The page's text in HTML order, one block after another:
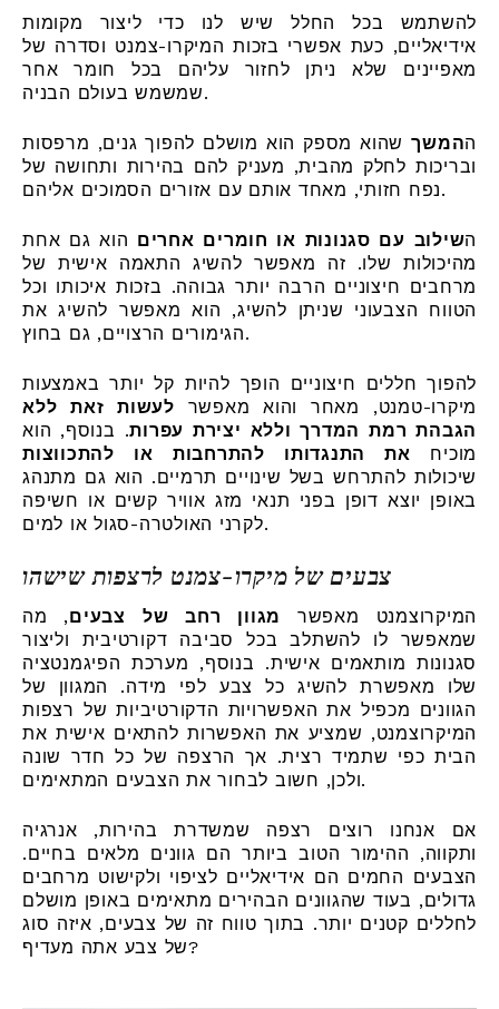
להשתמש בכל החלל שיש לנו כדי ליצור מקומות
אידיאליים, כעת אפשרי בזכות המיקרו-צמנט וסדרה של
מאפיינים שלא ניתן לחזור עליהם בכל חומר אחר
שמשמש בעולם הבניה.
ההמשךשהוא מספק הוא מושלם להפוך גנים, מרפסות
ובריכות לחלק מהבית, מעניק להם בהירות ותחושה של
נפח חזותי, מאחד אותם עם אזורים הסמוכים אליהם.
השילוב עם סגנונות או חומרים אחרים הוא גם אחת
מהיכולות שלו. זה מאפשר להשיג התאמה אישית של
מרחבים חיצוניים הרבה יותר גבוהה. בזכות איכותו וכל
הטווח הצבעוני שניתן להשיג, הוא מאפשר להשיג את
הגימורים הרצויים, גם בחוץ.
להפוך חללים חיצוניים הופך להיות קל יותר באמצעות
מיקרו-טמנט, מאחר והוא מאפשר לעשות זאת ללא
הגבהת רמת המדרך וללא יצירת עפרות. בנוסף, הוא
מוכיח
את התנגדותו להתרחבות או להתכווצות
שיכולות להתרחש בשל שינויים תרמיים. הוא גם מתנהג
באופן יוצא דופן בפני תנאי מזג אוויר קשים או חשיפה
לקרני האולטרה-סגול או למים.
צבעים של מיקרו-צמנט לרצפות שישהו
המיקרוצמנט מאפשר מגוון רחב של צבעים, מה
שמאפשר לו להשתלב בכל סביבה דקורטיבית וליצור
סגנונות מותאמים אישית. בנוסף, מערכת הפיגמנטציה
שלו מאפשרת להשיג כל צבע לפי מידה. המגוון של
הגוונים מכפיל את האפשרויות הדקורטיביות של רצפות
המיקרוצמנט, שמציע את האפשרות להתאים אישית את
הבית כפי שתמיד רצית. אך הרצפה של כל חדר שונה
ולכן, חשוב לבחור את הצבעים המתאימים.
אם אנחנו רוצים רצפה שמשדרת בהירות, אנרגיה
ותקווה, ההימור הטוב ביותר הם גוונים מלאים בחיים.
הצבעים החמים הם אידיאליים לציפוי ולקישוט מרחבים
גדולים, בעוד שהגוונים הבהירים מתאימים באופן מושלם
לחללים קטנים יותר. בתוך טווח זה של צבעים, איזה סוג
של צבע אתה מעדיף?